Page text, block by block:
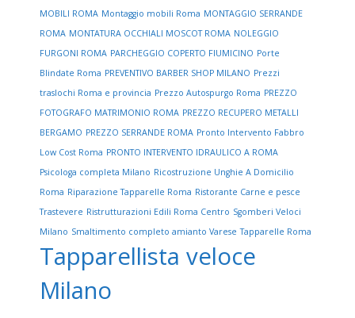
MOBILI ROMA Montaggio mobili Roma MONTAGGIO SERRANDE
ROMA MONTATURA OCCHIALI MOSCOT ROMA NOLEGGIO
FURGONI ROMA PARCHEGGIO COPERTO FIUMICINO Porte
Blindate Roma PREVENTIVO BARBER SHOP MILANO Prezzi
traslochi Roma e provincia Prezzo Autospurgo Roma PREZZO
FOTOGRAFO MATRIMONIO ROMA PREZZO RECUPERO METALLI
BERGAMO PREZZO SERRANDE ROMA Pronto Intervento Fabbro
Low Cost Roma PRONTO INTERVENTO IDRAULICO A ROMA
Psicologa completa Milano Ricostruzione Unghie A Domicilio
Roma Riparazione Tapparelle Roma Ristorante Carne e pesce
Trastevere Ristrutturazioni Edili Roma Centro Sgomberi Veloci
Milano Smaltimento completo amianto Varese Tapparelle Roma
Tapparellista veloce
Milano